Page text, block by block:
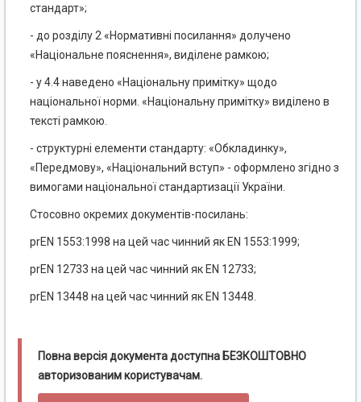
стандарт»;
- до розділу 2 «Нормативні посилання» долучено
«Національне пояснення», виділене рамкою;
- у 4.4 наведено «Національну примітку» щодо
національної норми. «Національну примітку» виділено в
тексті рамкою.
- структурні елементи стандарту: «Обкладинку»,
«Передмову», «Національний вступ» - оформлено згідно з
вимогами національної стандартизації України.
Стосовно окремих документів-посилань:
prEN 1553:1998 на цей час чинний як EN 1553:1999;
prEN 12733 на цей час чинний як EN 12733;
prEN 13448 на цей час чинний як EN 13448.
Повна версія документа доступна БЕЗКОШТОВНО
авторизованим користувачам.